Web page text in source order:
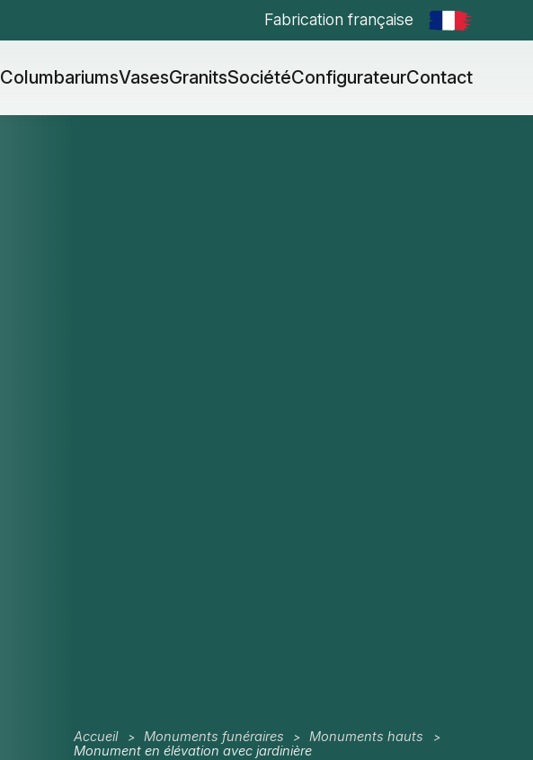
Fabrication française
ColumbariumsVasesGranitsSociétéConfigurateurContact
Accueil > Monuments funéraires > Monuments hauts >
Monument en élévation avec jardinière